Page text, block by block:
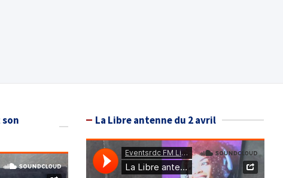
La Libre antenne du 2 avril